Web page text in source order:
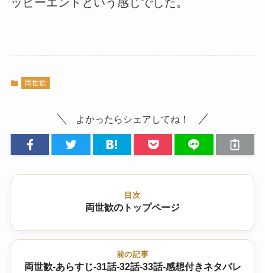
両世歓
よかったらシェアしてね！
目次
両世歓のトップページ
前の記事
両世歓-あらすじ-31話-32話-33話-感想付きネタバレ